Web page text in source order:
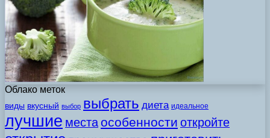
Облако меток
виды вкусный выбор выбрать диета идеальное
лучшие места особенности откройте